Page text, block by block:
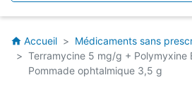
home Accueil
Médicaments sans
Terramycine 5 mg/g + Polymyxine
Pommade ophtalmique 3,5 g